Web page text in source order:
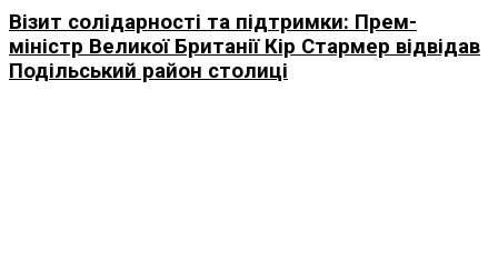
Візит солідарності та підтримки: Прем-
міністр Великої Британії Кір Стармер відвідав
Подільський район столиці